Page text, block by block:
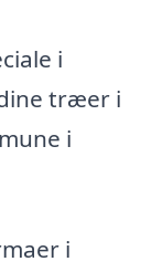
i
træer i
i
i